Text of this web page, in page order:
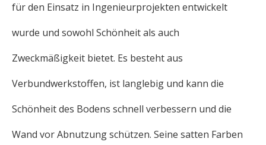
für den Einsatz in Ingenieurprojekten entwickelt
wurde und sowohl Schönheit als auch
Zweckmäßigkeit bietet. Es besteht aus
Verbundwerkstoffen, ist langlebig und kann die
Schönheit des Bodens schnell verbessern und die
Wand vor Abnutzung schützen. Seine satten Farben